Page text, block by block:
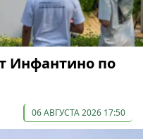
Инфантино по
06 АВГУСТА 2026 17:50